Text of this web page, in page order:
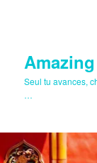
Seul tu avances,
…